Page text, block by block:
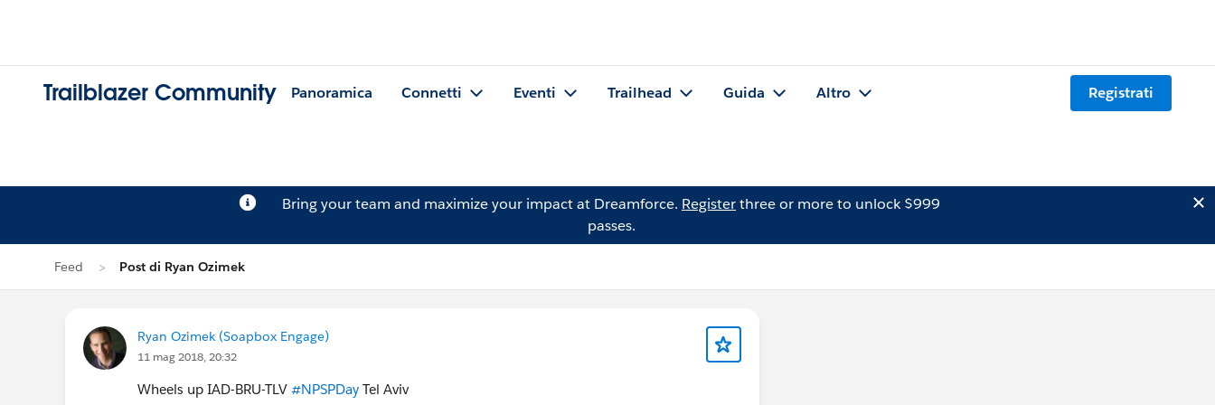
Trailblazer Community Panoramica Connetti Eventi Trailhead Guida Altro Registrati
Bring your team and maximize your impact at Dreamforce. Registerthree or more to unlock $999
passes.
Feed Post di Ryan Ozimek
Ryan Ozimek (Soapbox Engage)
11 mag 2018, 20:32
Wheels up IAD-BRU-TLV #NPSPDay Tel Aviv